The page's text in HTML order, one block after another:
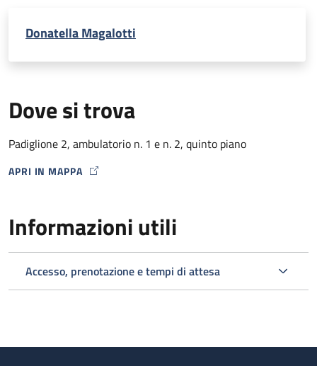
Donatella Magalotti
Dove si trova
Padiglione 2, ambulatorio n. 1 e n. 2, quinto piano
APRI IN MAPPA
MAP ICON
Informazioni utili
Accesso, prenotazione e tempi di attesa